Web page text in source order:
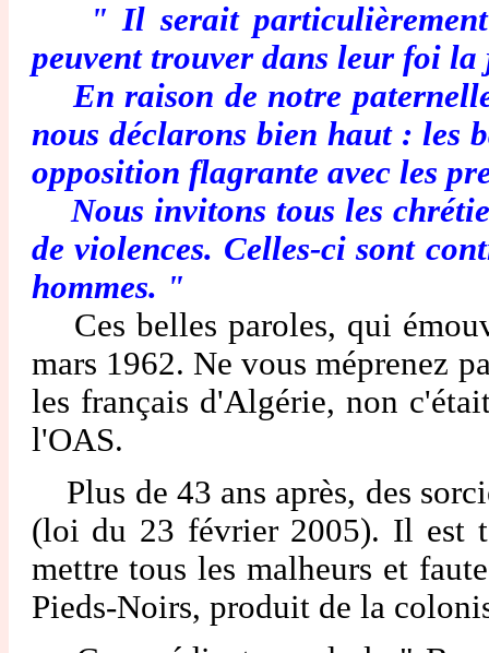
" Il serait particulièrement
peuvent trouver dans leur foi
En raison de notre
nous déclarons bien haut : les
opposition flagrante avec les
Nous invitons tous les
de violences. Celles-ci sont
hommes. "
Ces belles paroles, qui
mars 1962. Ne vous méprenez
les français d'Algérie, non
l'OAS.
Plus de 43 ans après, des
(loi du 23 février 2005). Il est
mettre tous les malheurs et
Pieds-Noirs, produit de la